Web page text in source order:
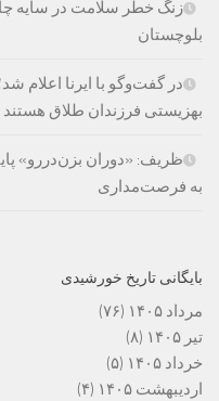
زنگ خطر سلامت در سایه
بلوچستان
بهزیستی فرزندان طلاق هستند
ظریف: «دوران بزن‌دررو»
به فرصت‌مداری
بایگانی تاریخ خورشیدی
مرداد ۱۴۰۵
(۷۶)
تیر ۱۴۰۵
(۸)
خرداد ۱۴۰۵
(۵)
اردیبهشت ۱۴۰۵
(۴)